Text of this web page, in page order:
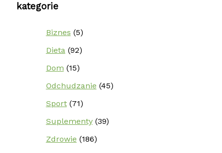
kategorie
Biznes (5)
Dieta(92)
Dom (15)
Odchudzanie (45)
Sport(71)
Suplementy(39)
Zdrowie (186)